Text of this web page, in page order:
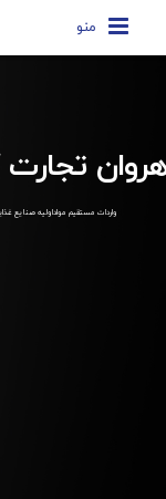
منو
واردات مستقیم مواداولیه صنایع